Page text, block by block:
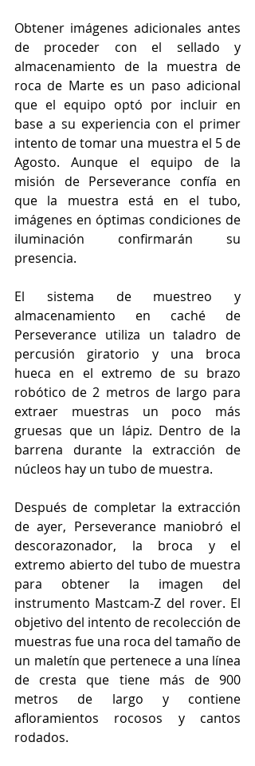
Obtener imágenes adicionales antes
de proceder con el sellado y
almacenamiento de la muestra de
roca de Marte es un paso adicional
que el equipo optó por incluir en
base a su experiencia con el primer
intento de tomar una muestra el 5 de
Agosto. Aunque el equipo de la
misión de Perseverance confía en
que la muestra está en el tubo,
imágenes en óptimas condiciones de
iluminación confirmarán su
presencia.
El sistema de muestreo y
almacenamiento en caché de
Perseverance utiliza un taladro de
percusión giratorio y una broca
hueca en el extremo de su brazo
robótico de 2 metros de largo para
extraer muestras un poco más
gruesas que un lápiz. Dentro de la
barrena durante la extracción de
núcleos hay un tubo de muestra.
Después de completar la extracción
de ayer, Perseverance maniobró el
descorazonador, la broca y el
extremo abierto del tubo de muestra
para obtener la imagen del
instrumento Mastcam-Z del rover. El
objetivo del intento de recolección de
muestras fue una roca del tamaño de
un maletín que pertenece a una línea
de cresta que tiene más de 900
metros de largo y contiene
afloramientos rocosos y cantos
rodados.